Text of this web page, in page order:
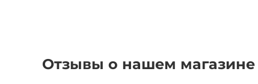
Отзывы о нашем магазине